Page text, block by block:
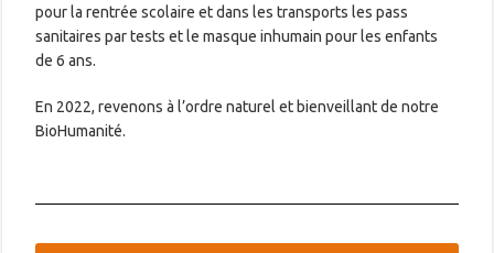
pour la rentrée scolaire et dans les transports les pass
sanitaires par tests et le masque inhumain pour les enfants
de 6 ans.
En 2022, revenons à l’ordre naturel et bienveillant de notre
BioHumanité.